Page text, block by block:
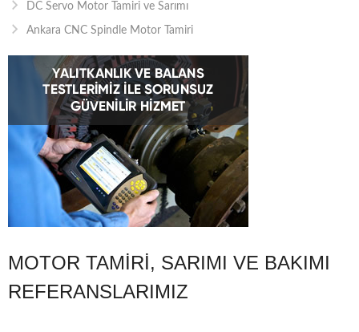
DC Servo Motor Tamiri ve Sarımı
Ankara CNC Spindle Motor Tamiri
MOTOR TAMIRI, SARIMI VE BAKIMI
REFERANSLARIMIZ